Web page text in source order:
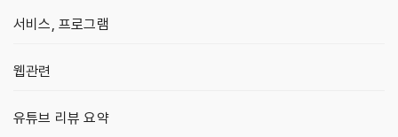
서비스, 프로그램
웹관련
유튜브 리뷰 요약